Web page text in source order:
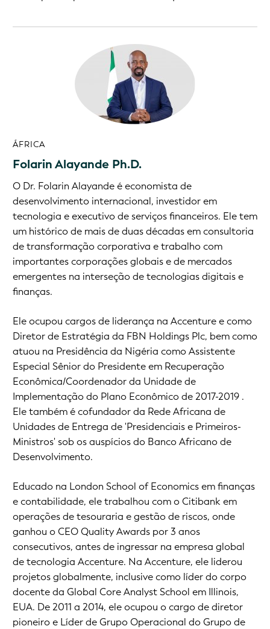
ÁFRICA
Folarin Alayande Ph.D.
O Dr. Folarin Alayande é economista de
desenvolvimento internacional, investidor em
tecnologia e executivo de serviços financeiros. Ele tem
um histórico de mais de duas décadas em consultoria
de transformação corporativa e trabalho com
importantes corporações globais e de mercados
emergentes na interseção de tecnologias digitais e
finanças.
Ele ocupou cargos de liderança na Accenture e como
Diretor de Estratégia da FBN Holdings Plc, bem como
atuou na Presidência da Nigéria como Assistente
Especial Sênior do Presidente em Recuperação
Econômica/Coordenador da Unidade de
Implementação do Plano Econômico de 2017-2019 .
Ele também é cofundador da Rede Africana de
Unidades de Entrega de 'Presidenciais e Primeiros-
Ministros' sob os auspícios do Banco Africano de
Desenvolvimento.
Educado na London School of Economics em finanças
e contabilidade, ele trabalhou com o Citibank em
operações de tesouraria e gestão de riscos, onde
ganhou o CEO Quality Awards por 3 anos
consecutivos, antes de ingressar na empresa global
de tecnologia Accenture. Na Accenture, ele liderou
projetos globalmente, inclusive como líder do corpo
docente da Global Core Analyst School em Illinois,
EUA. De 2011 a 2014, ele ocupou o cargo de diretor
pioneiro e Líder de Grupo Operacional do Grupo de